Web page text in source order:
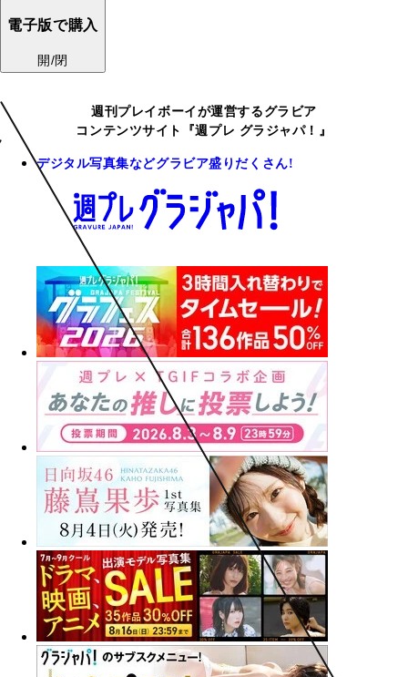
電子版で購入
開/閉
週刊プレイボーイが運営するグラビア
コンテンツサイト『週プレ グラジャパ！』
デジタル写真集などグラビア盛りだくさん!